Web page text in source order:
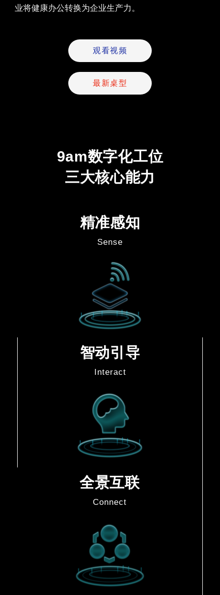
业将健康办公转换为企业生产力。
观看视频
最新桌型
9am数字化工位
三大核心能力
精准感知
Sense
智动引导
Interact
全景互联
Connect